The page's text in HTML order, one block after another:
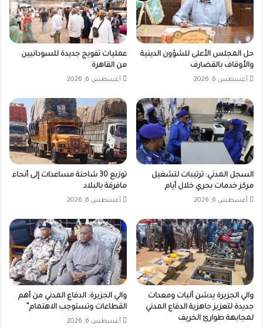
حل المجلس الأعلى للشؤون الدينية
والأوقاف بالقضارف
أغسطس 6, 2026
عمليات تفويج جديدة للسودانيين
من القاهرة
أغسطس 6, 2026
السجل المدني: ترتيبات لتشغيل
مركز خدمات بحري خلال أيام
أغسطس 6, 2026
توزيع 30 شاحنة مساعدات إلى أنحاء
مافرقة بالبلاد
أغسطس 6, 2026
والي الجزيرة يدشن آليات ومعدات
جديدة لتعزيز جاهزية الدفاع المدني
لمجابهة طوارئ الخريف
والي الجزيرة: الدفاع المدني من أهم
القطاعات وتستوجب الاهتمام”
أغسطس 6, 2026